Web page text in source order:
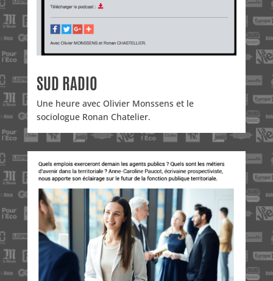
SUD RADIO
Une heure avec Olivier Monssens et le
sociologue Ronan Chatelier.